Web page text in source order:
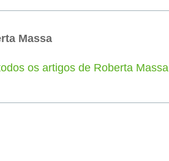
Massa
os artigos de Roberta Massa